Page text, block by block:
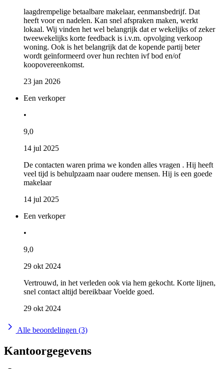
laagdrempelige betaalbare makelaar, eenmansbedrijf. Dat
heeft voor en nadelen. Kan snel afspraken maken, werkt
lokaal. Wij vinden het wel belangrijk dat er wekelijks of zeker
tweewekelijks korte feedback is i.v.m. opvolging verkoop
woning. Ook is het belangrijk dat de kopende partij beter
wordt geïnformeerd over hun rechten ivf bod en/of
koopovereenkomst.
23 jan 2026
Een verkoper
•
9,0
14 jul 2025
De contacten waren prima we konden alles vragen . Hij heeft
veel tijd is behulpzaam naar oudere mensen. Hij is een goede
makelaar
14 jul 2025
Een verkoper
•
9,0
29 okt 2024
Vertrouwd, in het verleden ook via hem gekocht. Korte lijnen,
snel contact altijd bereikbaar Voelde goed.
29 okt 2024
Alle beoordelingen (3)
Kantoorgegevens